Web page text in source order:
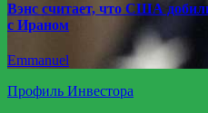
Вэнс считает, что США
с Ираном
Emmanuel
Профиль Инвестора